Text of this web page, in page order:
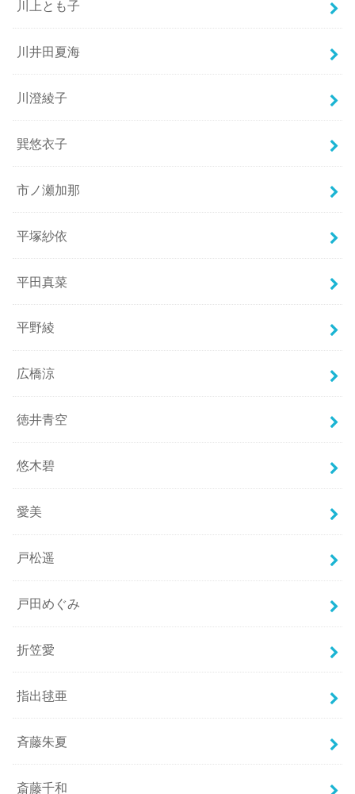
川上とも子
川井田夏海
川澄綾子
巽悠衣子
市ノ瀬加那
平塚紗依
平田真菜
平野綾
広橋涼
徳井青空
悠木碧
愛美
戸松遥
戸田めぐみ
折笠愛
指出毬亜
斉藤朱夏
斎藤千和